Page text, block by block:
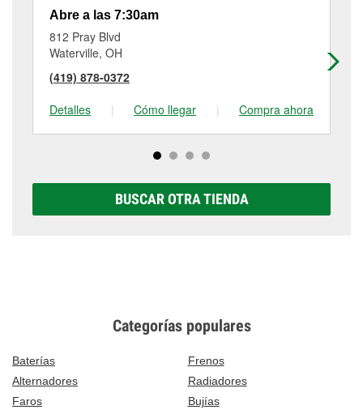
Abre a las 7:30am
812 Pray Blvd
Waterville, OH
(419) 878-0372
Detalles
| Cómo llegar | Compra ahora
BUSCAR OTRA TIENDA
Categorías populares
Baterías
Frenos
Alternadores
Radiadores
Faros
Bujías